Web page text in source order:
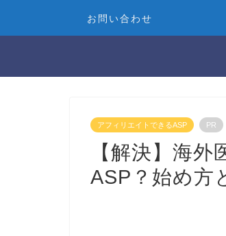
お問い合わせ
アフィリエイトできるASP PR
【解決】海
ASP？始め方